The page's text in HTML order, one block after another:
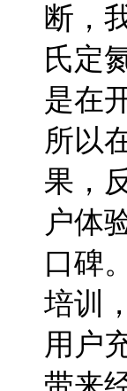
断，
氏定
是在
所以
果，
户体
口碑
培训
用户